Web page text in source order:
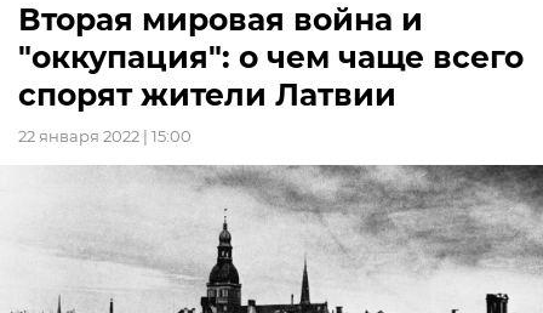
Вторая мировая война и
"оккупация": о чем чаще всего
спорят жители Латвии
22 января 2022 | 15:00